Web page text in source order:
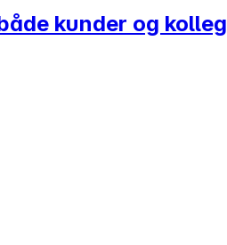
kunder og